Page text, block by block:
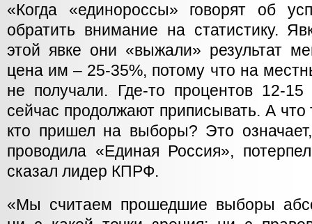
«Когда «единороссы» говорят об
обратить внимание на статистику.
этой явке они «выжали» результат
цена им – 25-35%, потому что на
не получали. Где-то процентов 12-
сейчас продолжают приписывать. А что
кто пришел на выборы? Это
проводила «Единая Россия»,
сказал лидер КПРФ.
«Мы считаем прошедшие выборы